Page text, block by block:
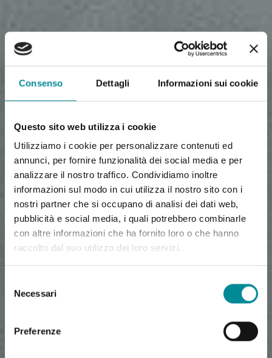
Consenso Dettagli Informazioni sui cookie
Questo sito web utilizza i cookie
Utilizziamo i cookie per personalizzare contenuti ed
annunci, per fornire funzionalità dei social media e per
analizzare il nostro traffico. Condividiamo inoltre
informazioni sul modo in cui utilizza il nostro sito con i
nostri partner che si occupano di analisi dei dati web,
pubblicità e social media, i quali potrebbero combinarle
con altre informazioni che ha fornito loro o che hanno
raccolto dal suo utilizzo dei loro servizi.
delNecessari
Preferenze